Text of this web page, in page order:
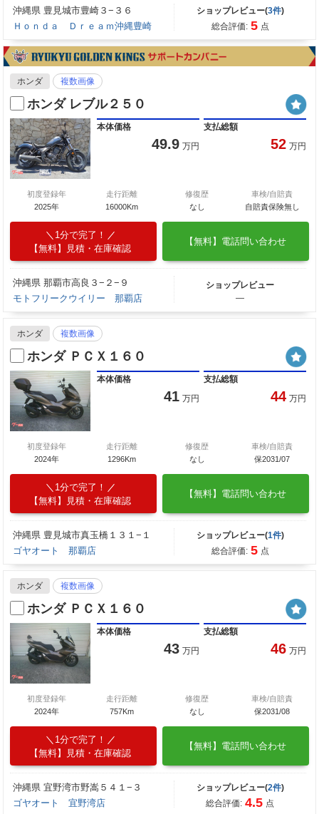
沖縄県 豊見城市豊崎３−３６
Ｈｏｎｄａ Ｄｒｅａｍ沖縄豊崎
ショップレビュー(3件)
総合評価: 5 点
ホンダ 複数画像
ホンダ レブル２５０
本体価格
49.9 万円
支払総額
52 万円
初度登録年
2025年
走行距離
16000Km
修復歴
なし
車検/自賠責
自賠責保険無し
1分で完了！
【無料】見積・在庫確認
【無料】電話問い合わせ
沖縄県 那覇市高良３−２−９
モトフリークウイリー 那覇店
ショップレビュー
―
ホンダ 複数画像
ホンダ ＰＣＸ１６０
本体価格
41 万円
支払総額
44 万円
初度登録年
2024年
走行距離
1296Km
修復歴
なし
車検/自賠責
保2031/07
1分で完了！
【無料】見積・在庫確認
【無料】電話問い合わせ
沖縄県 豊見城市真玉橋１３１−１
ゴヤオート 那覇店
ショップレビュー(1件)
総合評価: 5 点
ホンダ 複数画像
ホンダ ＰＣＸ１６０
本体価格
43 万円
支払総額
46 万円
初度登録年
2024年
走行距離
757Km
修復歴
なし
車検/自賠責
保2031/08
1分で完了！
【無料】見積・在庫確認
【無料】電話問い合わせ
沖縄県 宜野湾市野嵩５４１−３
ゴヤオート 宜野湾店
ショップレビュー(2件)
総合評価: 4.5 点